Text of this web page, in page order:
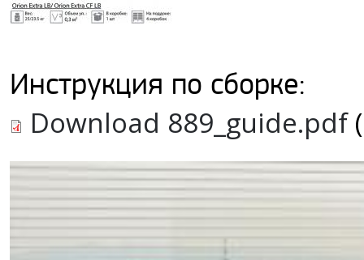
Инструкция по сборке:
Download 889_guide.pdf